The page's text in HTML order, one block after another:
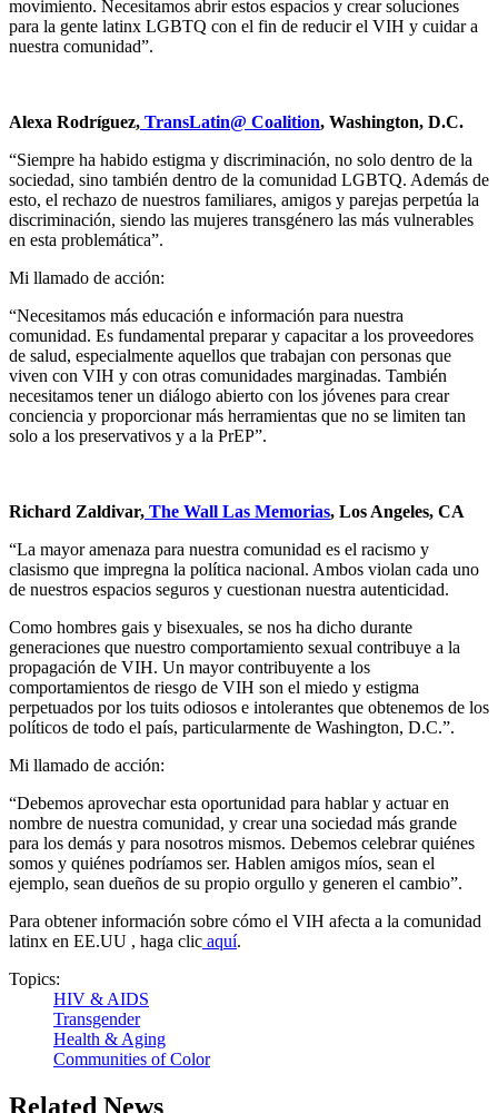
movimiento. Necesitamos abrir estos espacios y crear soluciones
para la gente latinx LGBTQ con el fin de reducir el VIH y cuidar a
nuestra comunidad”.
Alexa Rodríguez, TransLatin@ Coalition, Washington, D.C.
“Siempre ha habido estigma y discriminación, no solo dentro de la
sociedad, sino también dentro de la comunidad LGBTQ. Además de
esto, el rechazo de nuestros familiares, amigos y parejas perpetúa la
discriminación, siendo las mujeres transgénero las más vulnerables
en esta problemática”.
Mi llamado de acción:
“Necesitamos más educación e información para nuestra
comunidad. Es fundamental preparar y capacitar a los proveedores
de salud, especialmente aquellos que trabajan con personas que
viven con VIH y con otras comunidades marginadas. También
necesitamos tener un diálogo abierto con los jóvenes para crear
conciencia y proporcionar más herramientas que no se limiten tan
solo a los preservativos y a la PrEP”.
Richard Zaldivar, The Wall Las Memorias, Los Angeles, CA
“La mayor amenaza para nuestra comunidad es el racismo y
clasismo que impregna la política nacional. Ambos violan cada uno
de nuestros espacios seguros y cuestionan nuestra autenticidad.
Como hombres gais y bisexuales, se nos ha dicho durante
generaciones que nuestro comportamiento sexual contribuye a la
propagación de VIH. Un mayor contribuyente a los
comportamientos de riesgo de VIH son el miedo y estigma
perpetuados por los tuits odiosos e intolerantes que obtenemos de los
políticos de todo el país, particularmente de Washington, D.C.”.
Mi llamado de acción:
“Debemos aprovechar esta oportunidad para hablar y actuar en
nombre de nuestra comunidad, y crear una sociedad más grande
para los demás y para nosotros mismos. Debemos celebrar quiénes
somos y quiénes podríamos ser. Hablen amigos míos, sean el
ejemplo, sean dueños de su propio orgullo y generen el cambio”.
Para obtener información sobre cómo el VIH afecta a la comunidad
latinx en EE.UU , haga clic aquí.
Topics:
HIV & AIDS
Transgender
Health & Aging
Communities of Color
Related News